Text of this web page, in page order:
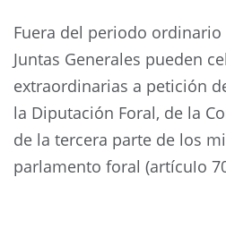
Fuera del periodo ordinario
Juntas Generales pueden
extraordinarias a petición
la Diputación Foral, de la
de la tercera parte de los
parlamento foral (artículo